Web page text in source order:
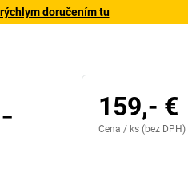
doručením tu
159,- €
Cena / ks (bez DPH)